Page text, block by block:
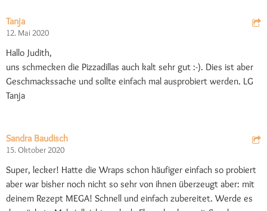
Tanja
12. Mai 2020
Hallo Judith,
uns schmecken die Pizzadillas auch kalt sehr gut :-). Dies ist aber
Geschmackssache und sollte einfach mal ausprobiert werden. LG
Tanja
Sandra Baudisch
15. Oktober 2020
Super, lecker! Hatte die Wraps schon häufiger einfach so probiert
aber war bisher noch nicht so sehr von ihnen überzeugt aber: mit
deinem Rezept MEGA! Schnell und einfach zubereitet. Werde es